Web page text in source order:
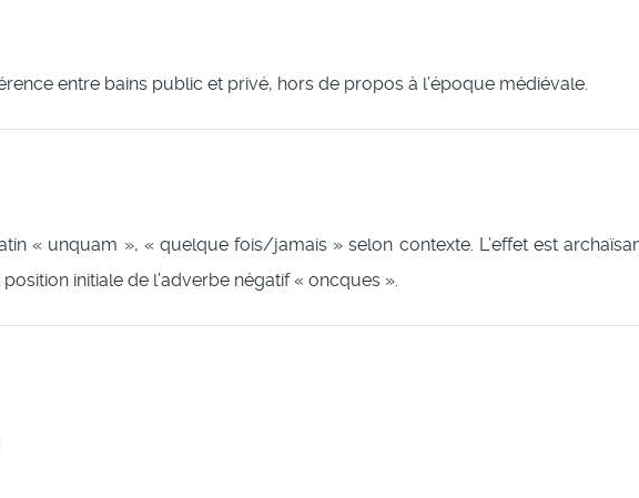
entre bains public et privé, hors de propos à l’époque médiévale.
« unquam », « quelque fois/jamais » selon contexte. L’effet est
initiale de l’adverbe négatif « oncques ».